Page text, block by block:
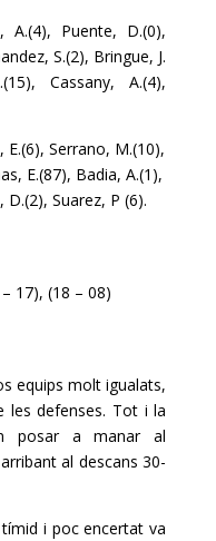
A.(4), Puente, D.(0),
S.(2), Bringue, J.
Cassany, A.(4),
E.(6), Serrano, M.(10),
E.(87), Badia, A.(1),
Suarez, P (6).
17), (18 – 08)
equips molt igualats,
les defenses. Tot i la
posar a manar al
al descans 30-
i poc encertat va